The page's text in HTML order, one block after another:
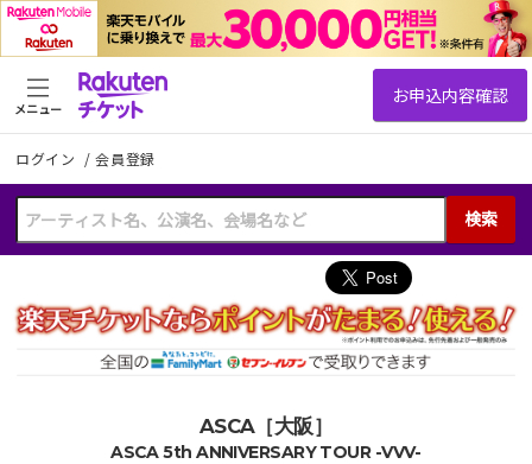
ログイン /会員登録
検索
メニュー
ASCA［大阪］
ASCA 5th ANNIVERSARY TOUR -VVV-